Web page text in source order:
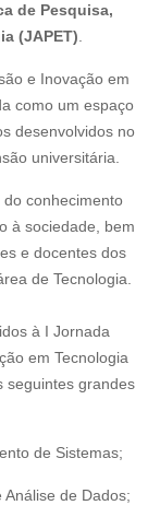
de Pesquisa,
(JAPET)
e Inovação em
como um espaço
desenvolvidos no
universitária.
conhecimento
à sociedade, bem
e docentes dos
de Tecnologia.
à I Jornada
em Tecnologia
seguintes grandes
de Sistemas;
de Dados;